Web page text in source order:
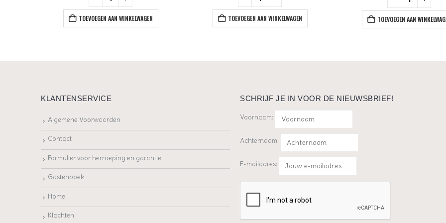
TOEVOEGEN AAN WINKELWAGEN TOEVOEGEN AAN WINKELWAGEN TOEVOEGEN AAN
KLANTENSERVICE
Algemene Voorwaarden
Contact
Formulier voor herroeping en garantie
Gastenboek
Home
Klachten
SCHRIJF JE IN VOOR DE NIEUWSBRIEF!
Voornaam:
Achternaam:
E-mailadres: